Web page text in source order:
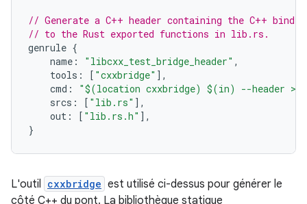
// Generate a C++ header containing the C++
// to the Rust exported functions in lib.rs.
genrule {
name : "libcxx_test_bridge_header" ,
tools : [ "cxxbridge" ],
cmd :
"$(location cxxbridge) $(in) --header >
srcs : [ "lib.rs" ],
out : [ "lib.rs.h" ],
}
L'outil cxxbridge est utilisé ci-dessus pour générer le
côté C++ du pont. La bibliothèque statique